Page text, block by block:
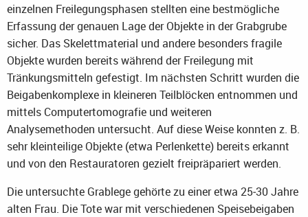
einzelnen Freilegungsphasen stellten eine bestmögliche
Erfassung der genauen Lage der Objekte in der Grabgrube
sicher. Das Skelettmaterial und andere besonders fragile
Objekte wurden bereits während der Freilegung mit
Tränkungsmitteln gefestigt. Im nächsten Schritt wurden die
Beigabenkomplexe in kleineren Teilblöcken entnommen und
mittels Computertomografie und weiteren
Analysemethoden untersucht. Auf diese Weise konnten z. B.
sehr kleinteilige Objekte (etwa Perlenkette) bereits erkannt
und von den Restauratoren gezielt freipräpariert werden.
Die untersuchte Grablege gehörte zu einer etwa 25‒30 Jahre
alten Frau. Die Tote war mit verschiedenen Speisebeigaben